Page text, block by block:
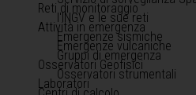
Reti di monitoraggio
l'INGV e le sue reti
Attività in emergenza
Emergenze sismiche
Emergenze vulcaniche
Gruppi di emergenza
Osservatori Geofisici
Osservatori strumentali
Laboratori